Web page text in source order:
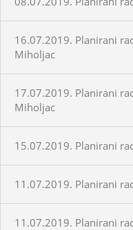
16.07.2019. Planirani
Miholjac
17.07.2019. Planirani
Miholjac
15.07.2019. Planirani
11.07.2019. Planirani
11.07.2019. Planirani